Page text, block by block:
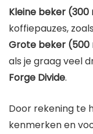
Kleine beker (300
koffiepauzes,
Grote beker (500
als je graag veel
Forge Divide.
Door rekening te
kenmerken en